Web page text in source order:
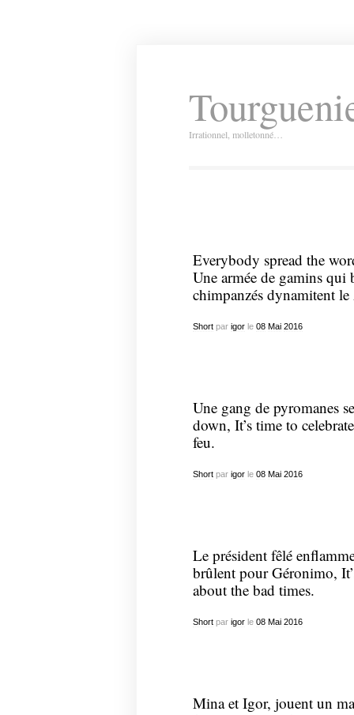
Irrationnel, molletonné…
Everybody spread the
Une armée de gamins qui
chimpanzés dynamitent le
Shortpar igorle 08 Mai 2016
Une gang de pyromanes
down, It’s time to
feu.
Shortpar igorle 08 Mai 2016
Le président fêlé
brûlent pour Géronimo,
about the bad times.
Shortpar igorle 08 Mai 2016
Mina et Igor, jouent un